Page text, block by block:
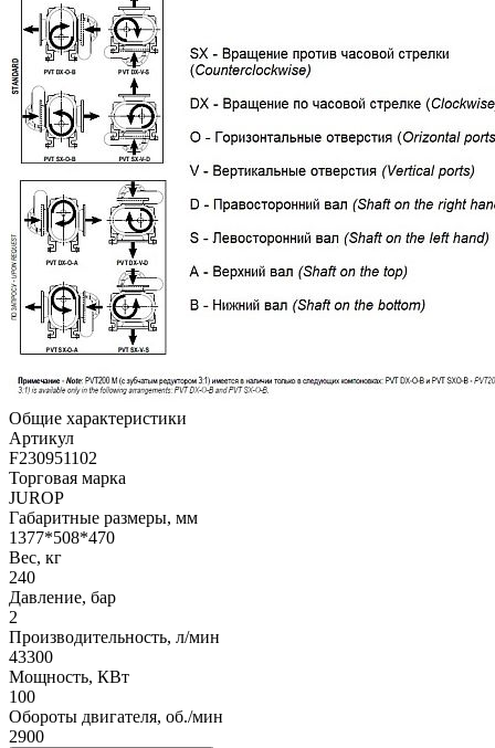
Общие характеристики
Артикул
F230951102
Торговая марка
JUROP
Габаритные размеры, мм
1377*508*470
Вес, кг
240
Давление, бар
2
Производительность, л/мин
43300
Мощность, КВт
100
Обороты двигателя, об./мин
2900